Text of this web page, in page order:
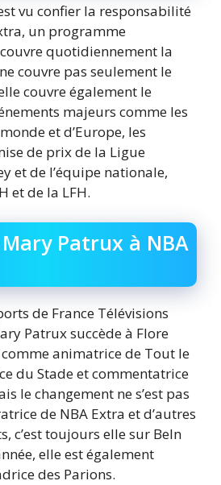
vu confier la responsabilité
un programme
quotidiennement la
couvre pas seulement le
couvre également le
majeurs comme les
et d’Europe, les
de prix de la Ligue
et de l’équipe nationale,
et de la LFH.
Patrux à NBA
de France Télévisions
Patrux succède à Flore
animatrice de Tout le
du Stade et commentatrice
le changement ne s’est pas
de NBA Extra et d’autres
c’est toujours elle sur BeIn
elle est également
des Parions.